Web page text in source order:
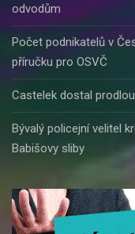
odvodům
Počet podnikatelů v
příručku pro OSVČ
Castelek dostal
Bývalý policejní velitel
Babišovy sliby